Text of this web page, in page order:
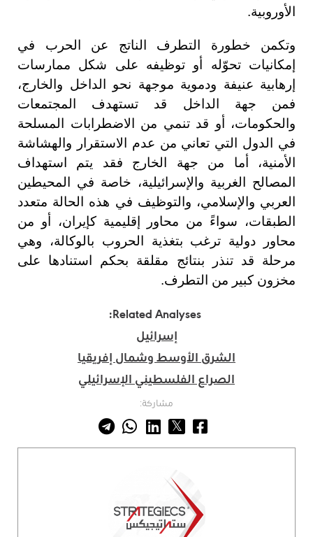
الأوروبية.
وتكمن خطورة التطرف الناتج عن الحرب في
إمكانيات تحوّله أو توظيفه على شكل ممارسات
إرهابية عنيفة ودموية موجهة نحو الداخل والخارج،
فمن جهة الداخل قد تستهدف المجتمعات
والحكومات، أو قد تنمي من الاضطرابات المسلحة
في الدول التي تعاني من عدم الاستقرار والهشاشة
الأمنية، أما من جهة الخارج فقد يتم استهداف
المصالح الغربية والإسرائيلية، خاصة في المحيطين
العربي والإسلامي، والتوظيف في هذه الحالة متعدد
الطبقات، سواءً من محاور إقليمية كإيران، أو من
محاور دولية ترغب بتغذية الحروب بالوكالة، وهي
مرحلة قد تنذر بنتائج مقلقة بحكم استنادها على
مخزون كبير من التطرف.
Related Analyses:
إسرائيل
الشرق الأوسط وشمال إفريقيا
الصراع الفلسطيني الإسرائيلي
مشاركة: